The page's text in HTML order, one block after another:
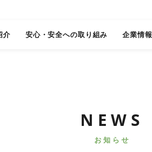
介 安心・安全への取り組み 企業情報
NEWS
お知らせ